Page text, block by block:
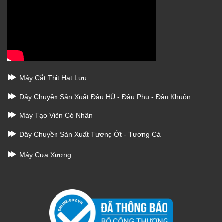
Máy Cắt Thịt Hạt Lựu
Dây Chuyền Sản Xuất Đậu HỦ - Đậu Phụ - Đậu Khuôn
Máy Tạo Viên Có Nhân
Dây Chuyền Sản Xuất Tương Ớt - Tương Cà
Máy Cưa Xương